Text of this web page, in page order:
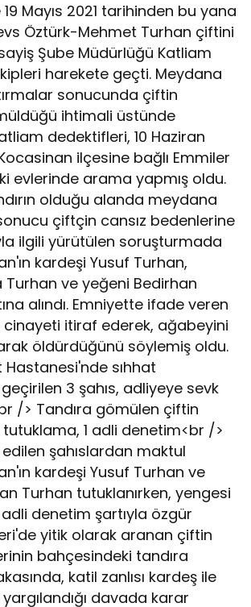
Mayıs 2021 tarihinden bu yana
Öztürk-Mehmet Turhan çiftini
Şube Müdürlüğü Katliam
harekete geçti. Meydana
sonucunda çiftin
ihtimali üstünde
dedektifleri, 10 Haziran
ilçesine bağlı Emmiler
evlerinde arama yapmış oldu.
olduğu alanda meydana
çiftçin cansız bedenlerine
ilgili yürütülen soruşturmada
kardeşi Yusuf Turhan,
Turhan ve yeğeni Bedirhan
alındı. Emniyette ifade veren
cinayeti itiraf ederek, ağabeyini
öldürdüğünü söylemiş oldu.
Hastanesi'nde sıhhat
3 şahıs, adliyeye sevk
/> Tandıra gömülen çiftin
1 adli denetim<br />
şahıslardan maktul
kardeşi Yusuf Turhan ve
Turhan tutuklanırken, yengesi
denetim şartıyla özgür
yitik olarak aranan çiftin
bahçesindeki tandıra
katil zanlısı kardeş ile
davada karar